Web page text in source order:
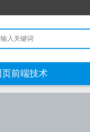
页前端技术